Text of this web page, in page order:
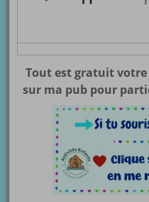
Tout est gratuit
sur ma pub pour